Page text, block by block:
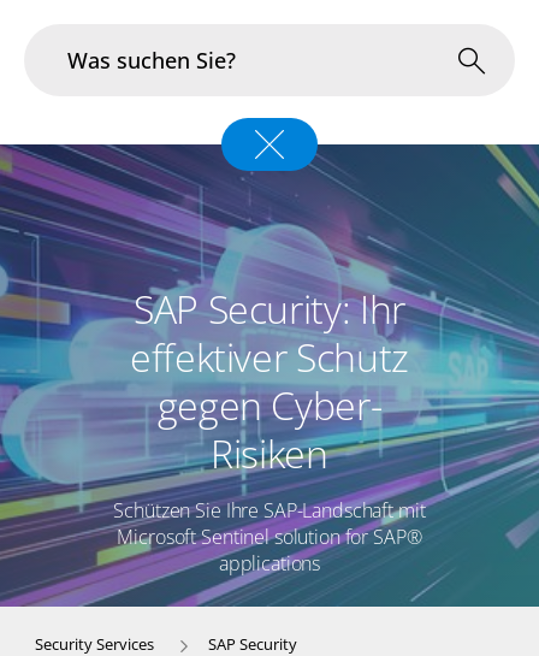
Branchen
Im Fokus
Portfolio
Infrastruktur & Betrieb
Über uns
Karriere
Blog
SAP Security: Ihr
effektiver Schutz
gegen Cyber-
Risiken
Schützen Sie Ihre SAP-Landschaft mit
Microsoft Sentinel solution for SAP®
applications
Security Services SAP Security